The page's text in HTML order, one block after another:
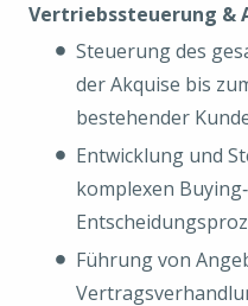
Vertriebssteuerung &
Steuerung des
der Akquise bis
bestehender
Entwicklung und
komplexen
Führung von